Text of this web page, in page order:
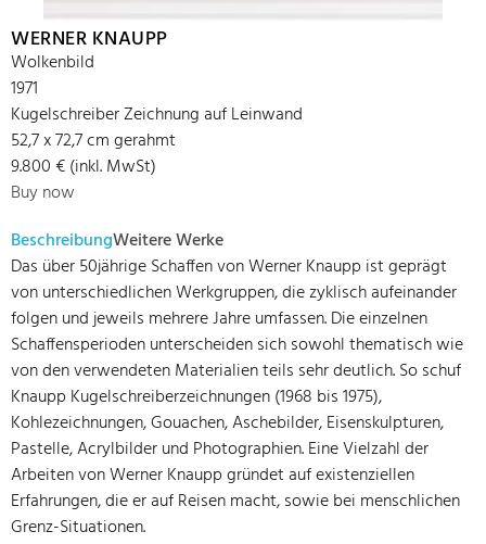
WERNER KNAUPP
Wolkenbild
1971
Kugelschreiber Zeichnung auf Leinwand
52,7 x 72,7 cm gerahmt
9.800 € (inkl. MwSt)
Buy now
BeschreibungWeitere Werke
Das über 50jährige Schaffen von Werner Knaupp ist geprägt
von unterschiedlichen Werkgruppen, die zyklisch aufeinander
folgen und jeweils mehrere Jahre umfassen. Die einzelnen
Schaffensperioden unterscheiden sich sowohl thematisch wie
von den verwendeten Materialien teils sehr deutlich. So schuf
Knaupp Kugelschreiberzeichnungen (1968 bis 1975),
Kohlezeichnungen, Gouachen, Aschebilder, Eisenskulpturen,
Pastelle, Acrylbilder und Photographien. Eine Vielzahl der
Arbeiten von Werner Knaupp gründet auf existenziellen
Erfahrungen, die er auf Reisen macht, sowie bei menschlichen
Grenz-Situationen.